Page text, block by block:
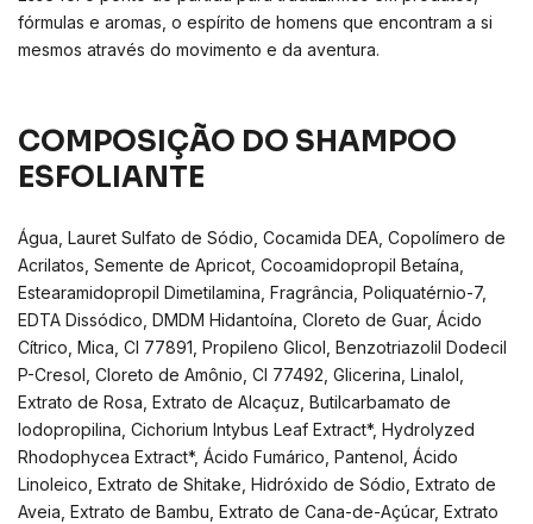
fórmulas e aromas, o espírito de homens que encontram a si
mesmos através do movimento e da aventura.
COMPOSIÇÃO DO SHAMPOO
ESFOLIANTE
Água, Lauret Sulfato de Sódio, Cocamida DEA, Copolímero de
Acrilatos, Semente de Apricot, Cocoamidopropil Betaína,
Estearamidopropil Dimetilamina, Fragrância, Poliquatérnio-7,
EDTA Dissódico, DMDM Hidantoína, Cloreto de Guar, Ácido
Cítrico, Mica, CI 77891, Propileno Glicol, Benzotriazolil Dodecil
P-Cresol, Cloreto de Amônio, CI 77492, Glicerina, Linalol,
Extrato de Rosa, Extrato de Alcaçuz, Butilcarbamato de
Iodopropilina, Cichorium Intybus Leaf Extract*, Hydrolyzed
Rhodophycea Extract*, Ácido Fumárico, Pantenol, Ácido
Linoleico, Extrato de Shitake, Hidróxido de Sódio, Extrato de
Aveia, Extrato de Bambu, Extrato de Cana-de-Açúcar, Extrato